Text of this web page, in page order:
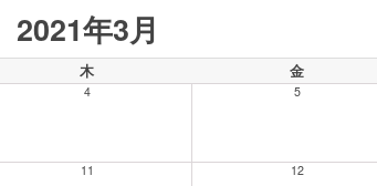
2021年3月
木 金
4 5
11 12